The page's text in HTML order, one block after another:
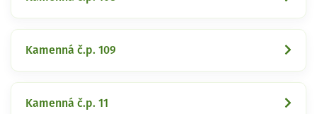
Kamenná č.p. 109
Kamenná č.p. 11